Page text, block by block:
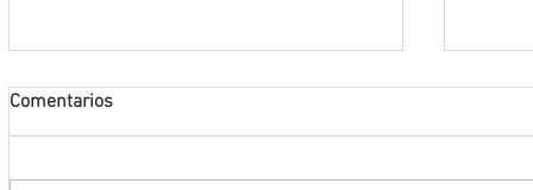
Comentarios